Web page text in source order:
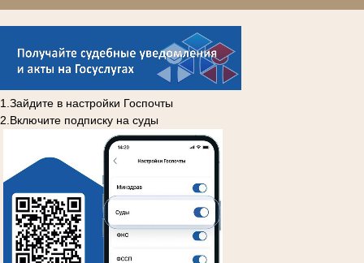
1.Зайдите в настройки Госпочты
2.Включите подписку на суды